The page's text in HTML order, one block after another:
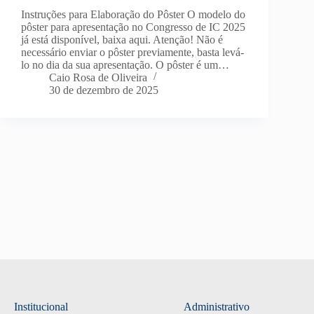
Instruções para Elaboração do Pôster O modelo do
pôster para apresentação no Congresso de IC 2025
já está disponível, baixa aqui. Atenção! Não é
necessário enviar o pôster previamente, basta levá-
lo no dia da sua apresentação. O pôster é um…
Caio Rosa de Oliveira
30 de dezembro de 2025
Institucional Administrativo